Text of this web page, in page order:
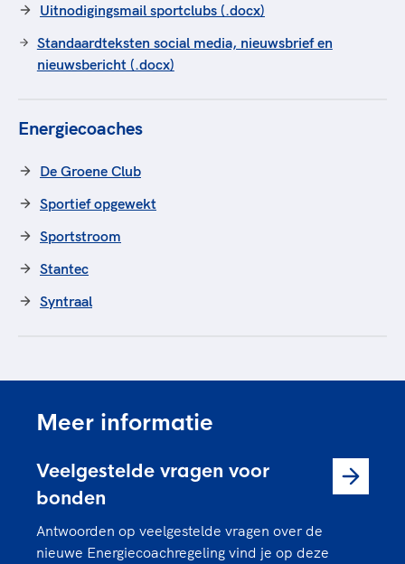
Uitnodigingsmail sportclubs (.docx)
Standaardteksten social media, nieuwsbrief en
nieuwsbericht (.docx)
Energiecoaches
De Groene Club
Sportief opgewekt
Sportstroom
Stantec
Syntraal
Meer informatie
Veelgestelde vragen voor
bonden
Antwoorden op veelgestelde vragen over de
nieuwe Energiecoachregeling vind je op deze